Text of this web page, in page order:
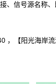
、信号源名称
，【阳光海岸